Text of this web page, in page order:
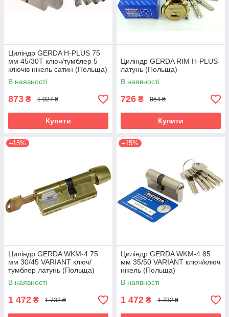
Циліндр GERDA H-PLUS 75
мм 45/30T ключ/тумблер 5
ключів нікель сатин (Польща)
В наявності
873 ₴ 1 027 ₴
Купити
Циліндр GERDA RIM H-PLUS
латунь (Польща)
В наявності
726 ₴ 854 ₴
Купити
–15%
Циліндр GERDA WKM-4 75
мм 30/45 VARIANT ключ/
тумблер латунь (Польща)
В наявності
1 472 ₴ 1 732 ₴
–15%
Циліндр GERDA WKM-4 85
мм 35/50 VARIANT ключ/ключ
нікель (Польща)
В наявності
1 472 ₴ 1 732 ₴